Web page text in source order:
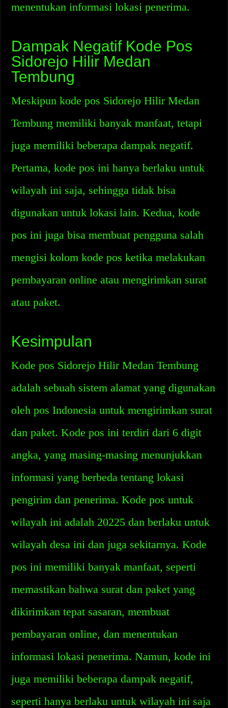
menentukan informasi lokasi penerima.
Dampak Negatif Kode Pos
Sidorejo Hilir Medan
Tembung
Meskipun kode pos Sidorejo Hilir Medan
Tembung memiliki banyak manfaat, tetapi
juga memiliki beberapa dampak negatif.
Pertama, kode pos ini hanya berlaku untuk
wilayah ini saja, sehingga tidak bisa
digunakan untuk lokasi lain. Kedua, kode
pos ini juga bisa membuat pengguna salah
mengisi kolom kode pos ketika melakukan
pembayaran online atau mengirimkan surat
atau paket.
Kesimpulan
Kode pos Sidorejo Hilir Medan Tembung
adalah sebuah sistem alamat yang digunakan
oleh pos Indonesia untuk mengirimkan surat
dan paket. Kode pos ini terdiri dari 6 digit
angka, yang masing-masing menunjukkan
informasi yang berbeda tentang lokasi
pengirim dan penerima. Kode pos untuk
wilayah ini adalah 20225 dan berlaku untuk
wilayah desa ini dan juga sekitarnya. Kode
pos ini memiliki banyak manfaat, seperti
memastikan bahwa surat dan paket yang
dikirimkan tepat sasaran, membuat
pembayaran online, dan menentukan
informasi lokasi penerima. Namun, kode ini
juga memiliki beberapa dampak negatif,
seperti hanya berlaku untuk wilayah ini saja